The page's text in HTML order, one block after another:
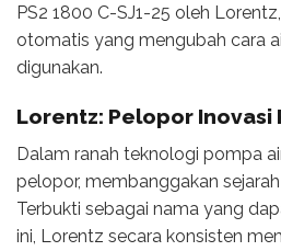
PS2 1800 C-SJ1-25 oleh
otomatis yang mengubah cara
digunakan.
Lorentz: Pelopor Inovasi
Dalam ranah teknologi pompa
pelopor, membanggakan
Terbukti sebagai nama yang
ini, Lorentz secara konsisten